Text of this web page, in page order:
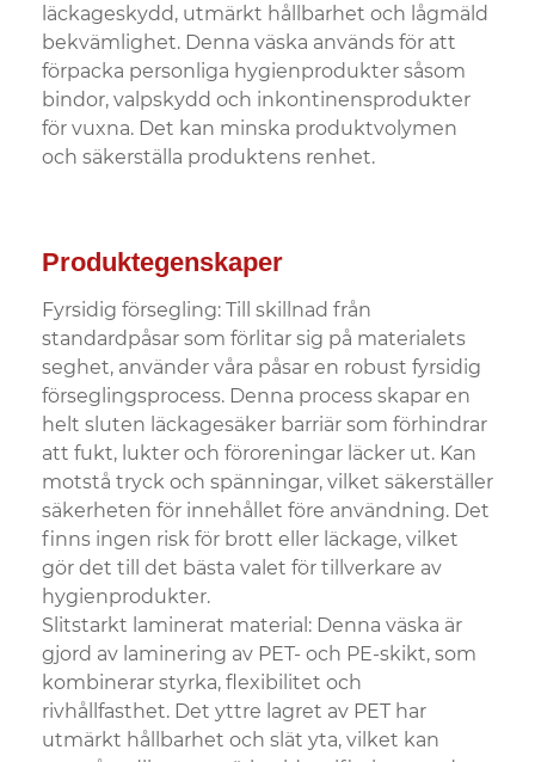
läckageskydd, utmärkt hållbarhet och lågmäld
bekvämlighet. Denna väska används för att
förpacka personliga hygienprodukter såsom
bindor, valpskydd och inkontinensprodukter
för vuxna. Det kan minska produktvolymen
och säkerställa produktens renhet.
Produktegenskaper
Fyrsidig försegling: Till skillnad från
standardpåsar som förlitar sig på materialets
seghet, använder våra påsar en robust fyrsidig
förseglingsprocess. Denna process skapar en
helt sluten läckagesäker barriär som förhindrar
att fukt, lukter och föroreningar läcker ut. Kan
motstå tryck och spänningar, vilket säkerställer
säkerheten för innehållet före användning. Det
finns ingen risk för brott eller läckage, vilket
gör det till det bästa valet för tillverkare av
hygienprodukter.
Slitstarkt laminerat material: Denna väska är
gjord av laminering av PET- och PE-skikt, som
kombinerar styrka, flexibilitet och
rivhållfasthet. Det yttre lagret av PET har
utmärkt hållbarhet och slät yta, vilket kan